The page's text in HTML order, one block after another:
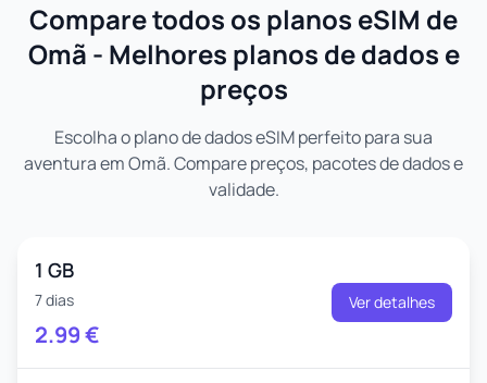
Compare todos os planos eSIM de
Omã - Melhores planos de dados e
preços
Escolha o plano de dados eSIM perfeito para sua
aventura em Omã. Compare preços, pacotes de dados e
validade.
1 GB
7 dias
2.99€
Ver detalhes